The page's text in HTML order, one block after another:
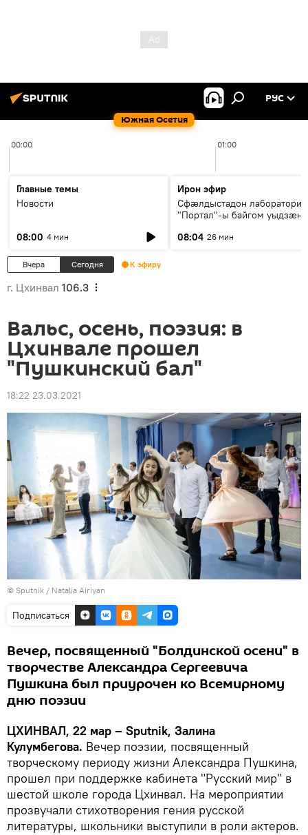
Южная Осетия
РУС
00:00 01:00
Главные темы
Новости
08:00 4 мин
Ирон эфир
Сфæлдыстадон лаборатори
"Портал"-ы байгом уыдзæн
Æхсары куыстыты равдыст
08:04 26 мин
Вчера Сегодня К эфиру
г. Цхинвал 106.3
Вальс, осень, поэзия: в
Цхинвале прошел
"Пушкинский бал"
18:22 23.03.2021
© Sputnik / Natalia Airiyan
Подписаться
Вечер, посвященный "Болдинской осени" в
творчестве Александра Сергеевича
Пушкина был приурочен ко Всемирному
дню поэзии
ЦХИНВАЛ, 22 мар – Sputnik, Залина
Кулумбегова. Вечер поэзии, посвященный
творческому периоду жизни Александра Пушкина,
прошел при поддержке кабинета "Русский мир" в
шестой школе города Цхинвал. На мероприятии
прозвучали стихотворения гения русской
литературы, школьники выступили в роли актеров.